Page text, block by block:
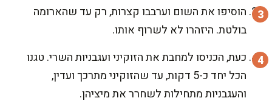
הוסיפו את השום וערבבו קצרות, רק עד שהארומה
בולטת. היזהרו לא לשרוף אותו.
כעת, הכניסו למחבת את הזוקיני ועגבניות השרי. טגנו
הכל יחד כ-5 דקות, עד שהזוקיני מתרכך ועדין,
והעגבניות מתחילות לשחרר את מיציהן.